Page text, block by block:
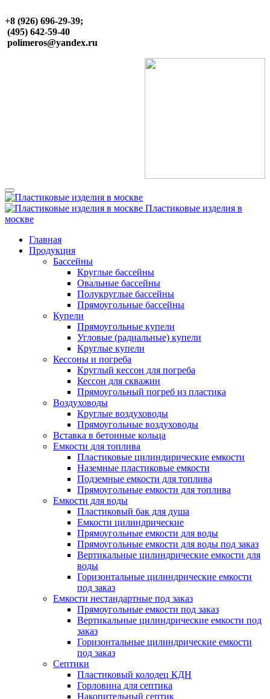
+8 (926) 696-29-39;
(495) 642-59-40
polimeros@yandex.ru
Пластиковые изделия в
москве
Главная
Продукция
Бассейны
Круглые бассейны
Овальные бассейны
Полукруглые бассейны
Прямоугольные бассейны
Купели
Прямоугольные купели
Угловые (радиальные) купели
Круглые купели
Кессоны и погреба
Круглый кессон для погреба
Кессон для скважин
Прямоугольный погреб из пластика
Воздуховоды
Круглые воздуховоды
Прямоугольные воздуховоды
Вставка в бетонные кольца
Емкости для топлива
Пластиковые цилиндирические емкости
Наземные пластиковые емкости
Подземные емкости для топлива
Прямоугольные емкости для топлива
Емкости для воды
Пластиковый бак для душа
Емкости цилиндрические
Прямоугольные емкости для воды
Прямоугольные емкости для воды под заказ
Вертикальные цилиндрические емкости для
воды
Горизонтальные цилиндрические емкости
под заказ
Емкости нестандартные под заказ
Прямоугольные емкости под заказ
Вертикальные цилиндрические емкости под
заказ
Горизонтальные цилиндрические емкости
под заказ
Септики
Пластиковый колодец КДН
Горловина для септика
Накопительный септик